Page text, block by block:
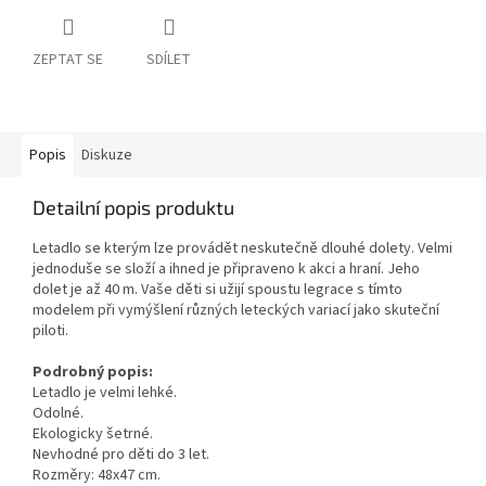
ZEPTAT SE SDÍLET
Popis Diskuze
Detailní popis produktu
Letadlo se kterým lze provádět neskutečně dlouhé dolety. Velmi
jednoduše se složí a ihned je připraveno k akci a hraní. Jeho
dolet je až 40 m. Vaše děti si užijí spoustu legrace s tímto
modelem při vymýšlení různých leteckých variací jako skuteční
piloti.
Podrobný popis:
Letadlo je velmi lehké.
Odolné.
Ekologicky šetrné.
Nevhodné pro děti do 3 let.
Rozměry: 48x47 cm.